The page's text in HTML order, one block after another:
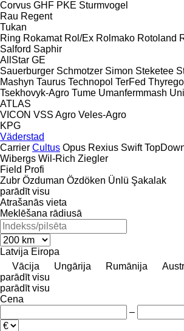
Corvus GHF PKE Sturmvogel
Rau Regent
Tukan
Ring Rokamat Rol/Ex Rolmako Rotoland
Salford Saphir
AllStar GE
Sauerburger Schmotzer Simon Steketee
Mashyn Taurus Technopol TerFed
Tsekhovyk-Agro Tume Umanfermmash
ATLAS
VICON VSS Agro Veles-Agro
KPG
Väderstad
Carrier Cultus Opus Rexius Swift
Wibergs Wil-Rich Ziegler
Field Profi
Zubr Özduman Özdöken Ünlü Şakalak
parādīt visu
Atrašanās vieta
Meklēšana rādiusā
Latvija Eiropa
Vācija
Ungārija Rumānija
parādīt visu
parādīt visu
Cena
–